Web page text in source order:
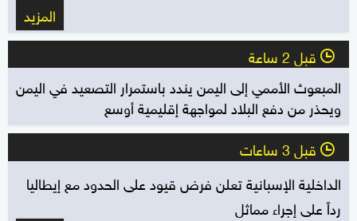
المزيد
l قبل 2 ساعة
المبعوث الأممي إلى اليمن يندد باستمرار التصعيد في اليمن
ويحذر من دفع البلاد لمواجهة إقليمية أوسع
l قبل 3 ساعات
الداخلية الإسبانية تعلن فرض قيود على الحدود مع إيطاليا
رداً على إجراء مماثل